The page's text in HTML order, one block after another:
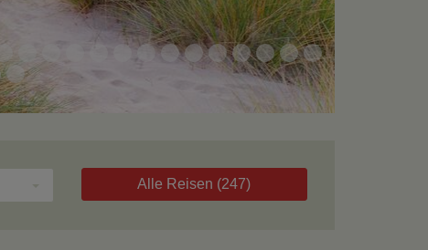
Alle Reisen (247)